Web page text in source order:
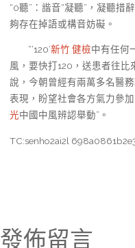
“0聽”：諧音“凝聽”，凝聽措
夠存在掉語或構音妨礙。
“‘120’新竹 健檢中有任何
風，要快打120，送患者往比
說，今朝曾經有兩萬多名醫
表現，盼望社會各方氣力參
光中國中風辨認舉動”。
TC:senho2ai2l
發佈留言